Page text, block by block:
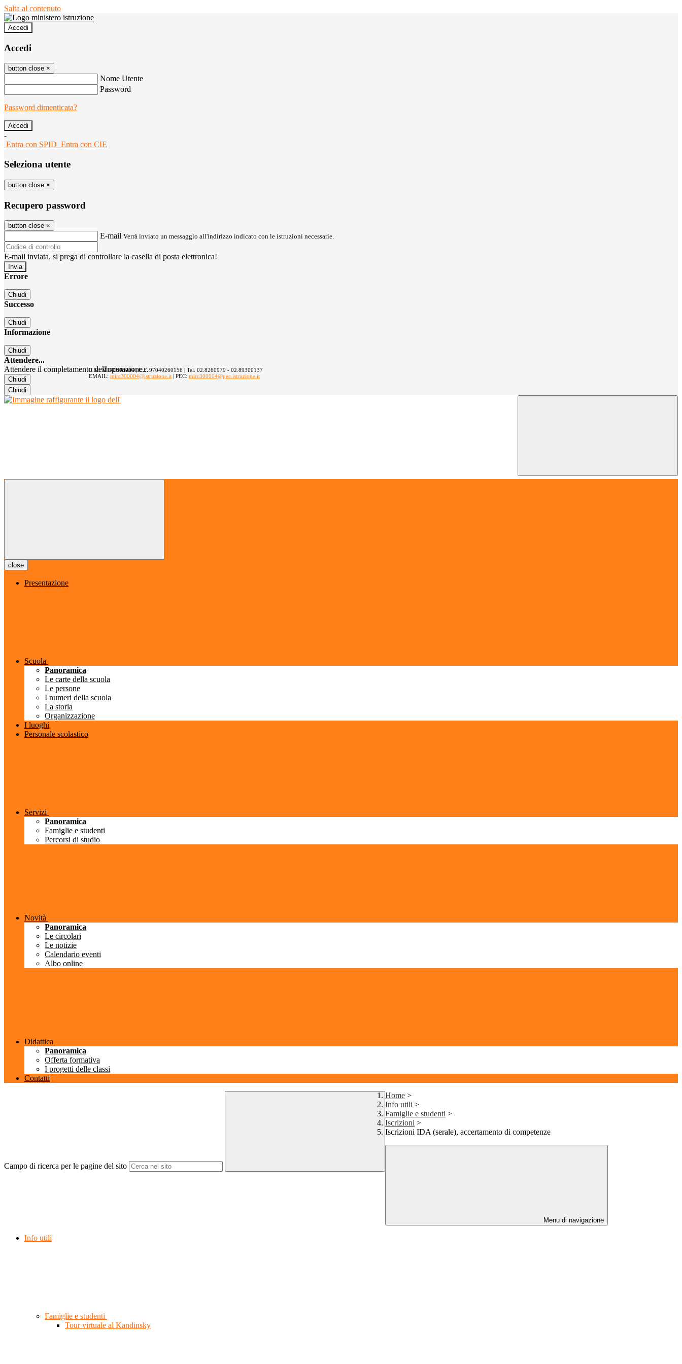
Salta al contenuto
Accedi
Accedi
button close ×
Nome Utente
Password
Password dimenticata?
-
Entra con SPID Entra con CIE
Seleziona utente
button close ×
Recupero password
button close ×
E-mail Verrà inviato un messaggio all'indirizzo indicato con le istruzioni necessarie.
E-mail inviata, si prega di controllare la casella di posta elettronica!
Errore
Chiudi
Successo
Chiudi
Informazione
Chiudi
Attendere...
Attendere il completamento dell'operazione...
Chiudi
Chiudi
C.M. MIRC300004 | C.F. 97040260156 | Tel. 02.8260979 - 02.89300137
EMAIL: mirc300004@istruzione.it | PEC: mirc300004@pec.istruzione.it
close
Presentazione
Scuola
Panoramica
Le carte della scuola
Le persone
I numeri della scuola
La storia
Organizzazione
I luoghi
Personale scolastico
Servizi
Panoramica
Famiglie e studenti
Percorsi di studio
Novità
Panoramica
Le circolari
Le notizie
Calendario eventi
Albo online
Didattica
Panoramica
Offerta formativa
I progetti delle classi
Contatti
Campo di ricerca per le pagine del sito
Home >
Info utili >
Famiglie e studenti >
Iscrizioni >
Iscrizioni IDA (serale), accertamento di competenze
Menu di navigazione
Info utili
Famiglie e studenti
Tour virtuale al Kandinsky